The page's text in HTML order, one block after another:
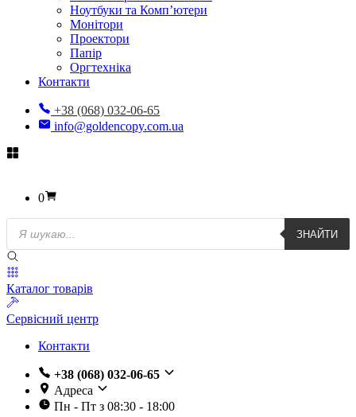
Ноутбуки та Комп’ютери
Монітори
Проектори
Папір
Оргтехніка
Контакти
+38 (068) 032-06-65
info@goldencopy.com.ua
0
Пошук
товарів
ЗНАЙТИ
Каталог товарів
Сервісний центр
Контакти
+38 (068) 032-06-65
Адреса
Пн - Пт з 08:30 - 18:00